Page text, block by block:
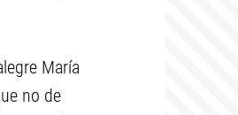
María
no de